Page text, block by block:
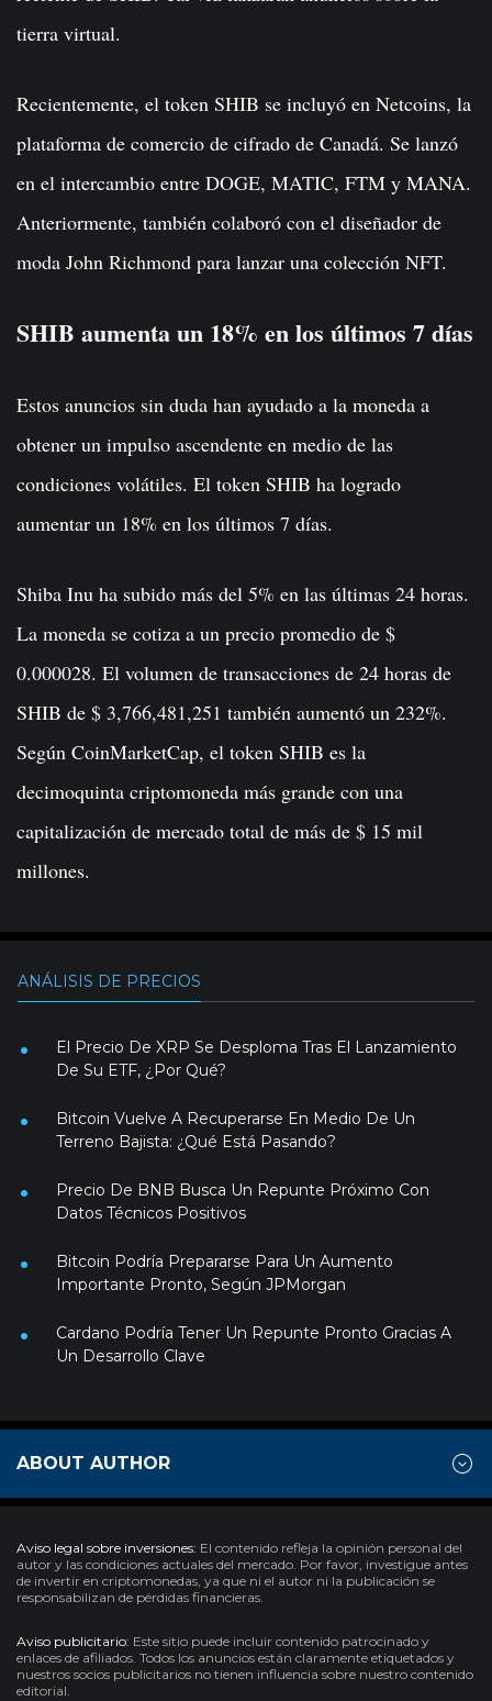
tierra virtual.
Recientemente, el token SHIB se incluyó en Netcoins, la
plataforma de comercio de cifrado de Canadá. Se lanzó
en el intercambio entre DOGE, MATIC, FTM y MANA.
Anteriormente, también colaboró ​​con el diseñador de
moda John Richmond para lanzar una colección NFT.
SHIB aumenta un 18% en los últimos 7 días
Estos anuncios sin duda han ayudado a la moneda a
obtener un impulso ascendente en medio de las
condiciones volátiles. El token SHIB ha logrado
aumentar un 18% en los últimos 7 días.
Shiba Inu ha subido más del 5% en las últimas 24 horas.
La moneda se cotiza a un precio promedio de $
0.000028. El volumen de transacciones de 24 horas de
SHIB de $ 3,766,481,251 también aumentó un 232%.
Según CoinMarketCap, el token SHIB es la
decimoquinta criptomoneda más grande con una
capitalización de mercado total de más de $ 15 mil
millones.
ANÁLISIS DE PRECIOS
El Precio De XRP Se Desploma Tras El Lanzamiento
De Su ETF, ¿Por Qué?
Bitcoin Vuelve A Recuperarse En Medio De Un
Terreno Bajista: ¿Qué Está Pasando?
Precio De BNB Busca Un Repunte Próximo Con
Datos Técnicos Positivos
Bitcoin Podría Prepararse Para Un Aumento
Importante Pronto, Según JPMorgan
Cardano Podría Tener Un Repunte Pronto Gracias A
Un Desarrollo Clave
ABOUT AUTHOR
Aviso legal sobre inversiones: El contenido refleja la opinión personal del
autor y las condiciones actuales del mercado. Por favor, investigue antes
de invertir en criptomonedas, ya que ni el autor ni la publicación se
responsabilizan de pérdidas financieras.
Aviso publicitario: Este sitio puede incluir contenido patrocinado y
enlaces de afiliados. Todos los anuncios están claramente etiquetados y
nuestros socios publicitarios no tienen influencia sobre nuestro contenido
editorial.